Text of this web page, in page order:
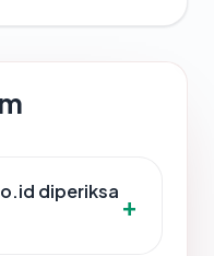
diperiksa